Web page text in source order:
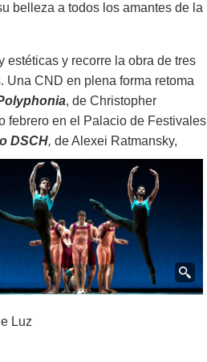
belleza a todos los amantes de la
estéticas y recorre la obra de tres
Una CND en plena forma retoma
, de Christopher
febrero en el Palacio de Festivales
DSCH, de Alexei Ratmansky,
Luz